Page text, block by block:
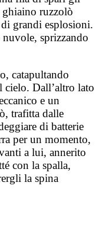
ghiaino ruzzolò
grandi esplosioni.
sprizzando
catapultando
cielo. Dall’altro lato
e un
trafitta dalle
di batterie
per un momento,
a lui, annerito
con la spalla,
la spina